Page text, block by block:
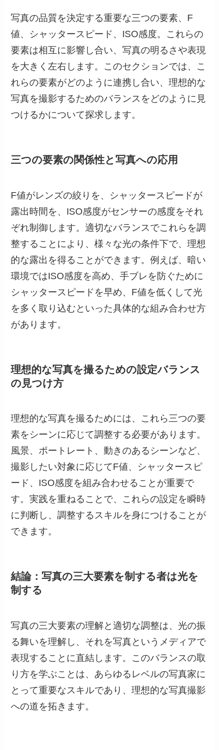
写真の品質を決定する重要な三つの要素、F
値、シャッタースピード、ISO感度。これらの
要素は相互に影響し合い、写真の明るさや表現
を大きく左右します。このセクションでは、こ
れらの要素がどのように連携し合い、理想的な
写真を撮影するためのバランスをどのように見
つけるかについて探求します。
三つの要素の関係性と写真への応用
F値がレンズの絞りを、シャッタースピードが
露出時間を、ISO感度がセンサーの感度をそれ
ぞれ制御します。適切なバランスでこれらを調
整することにより、様々な光の条件下で、理想
的な露出を得ることができます。例えば、暗い
環境ではISO感度を高め、手ブレを防ぐために
シャッタースピードを早め、F値を低くして光
を多く取り込むといった具体的な組み合わせ方
があります。
理想的な写真を撮るための設定バランス
の見つけ方
理想的な写真を撮るためには、これら三つの要
素をシーンに応じて調整する必要があります。
風景、ポートレート、動きのあるシーンなど、
撮影したい対象に応じてF値、シャッタースピ
ード、ISO感度を組み合わせることが重要で
す。実践を重ねることで、これらの設定を瞬時
に判断し、調整するスキルを身につけることが
できます。
結論：写真の三大要素を制する者は光を
制する
写真の三大要素の理解と適切な調整は、光の振
る舞いを理解し、それを写真というメディアで
表現することに直結します。このバランスの取
り方を学ぶことは、あらゆるレベルの写真家に
とって重要なスキルであり、理想的な写真撮影
への道を拓きます。